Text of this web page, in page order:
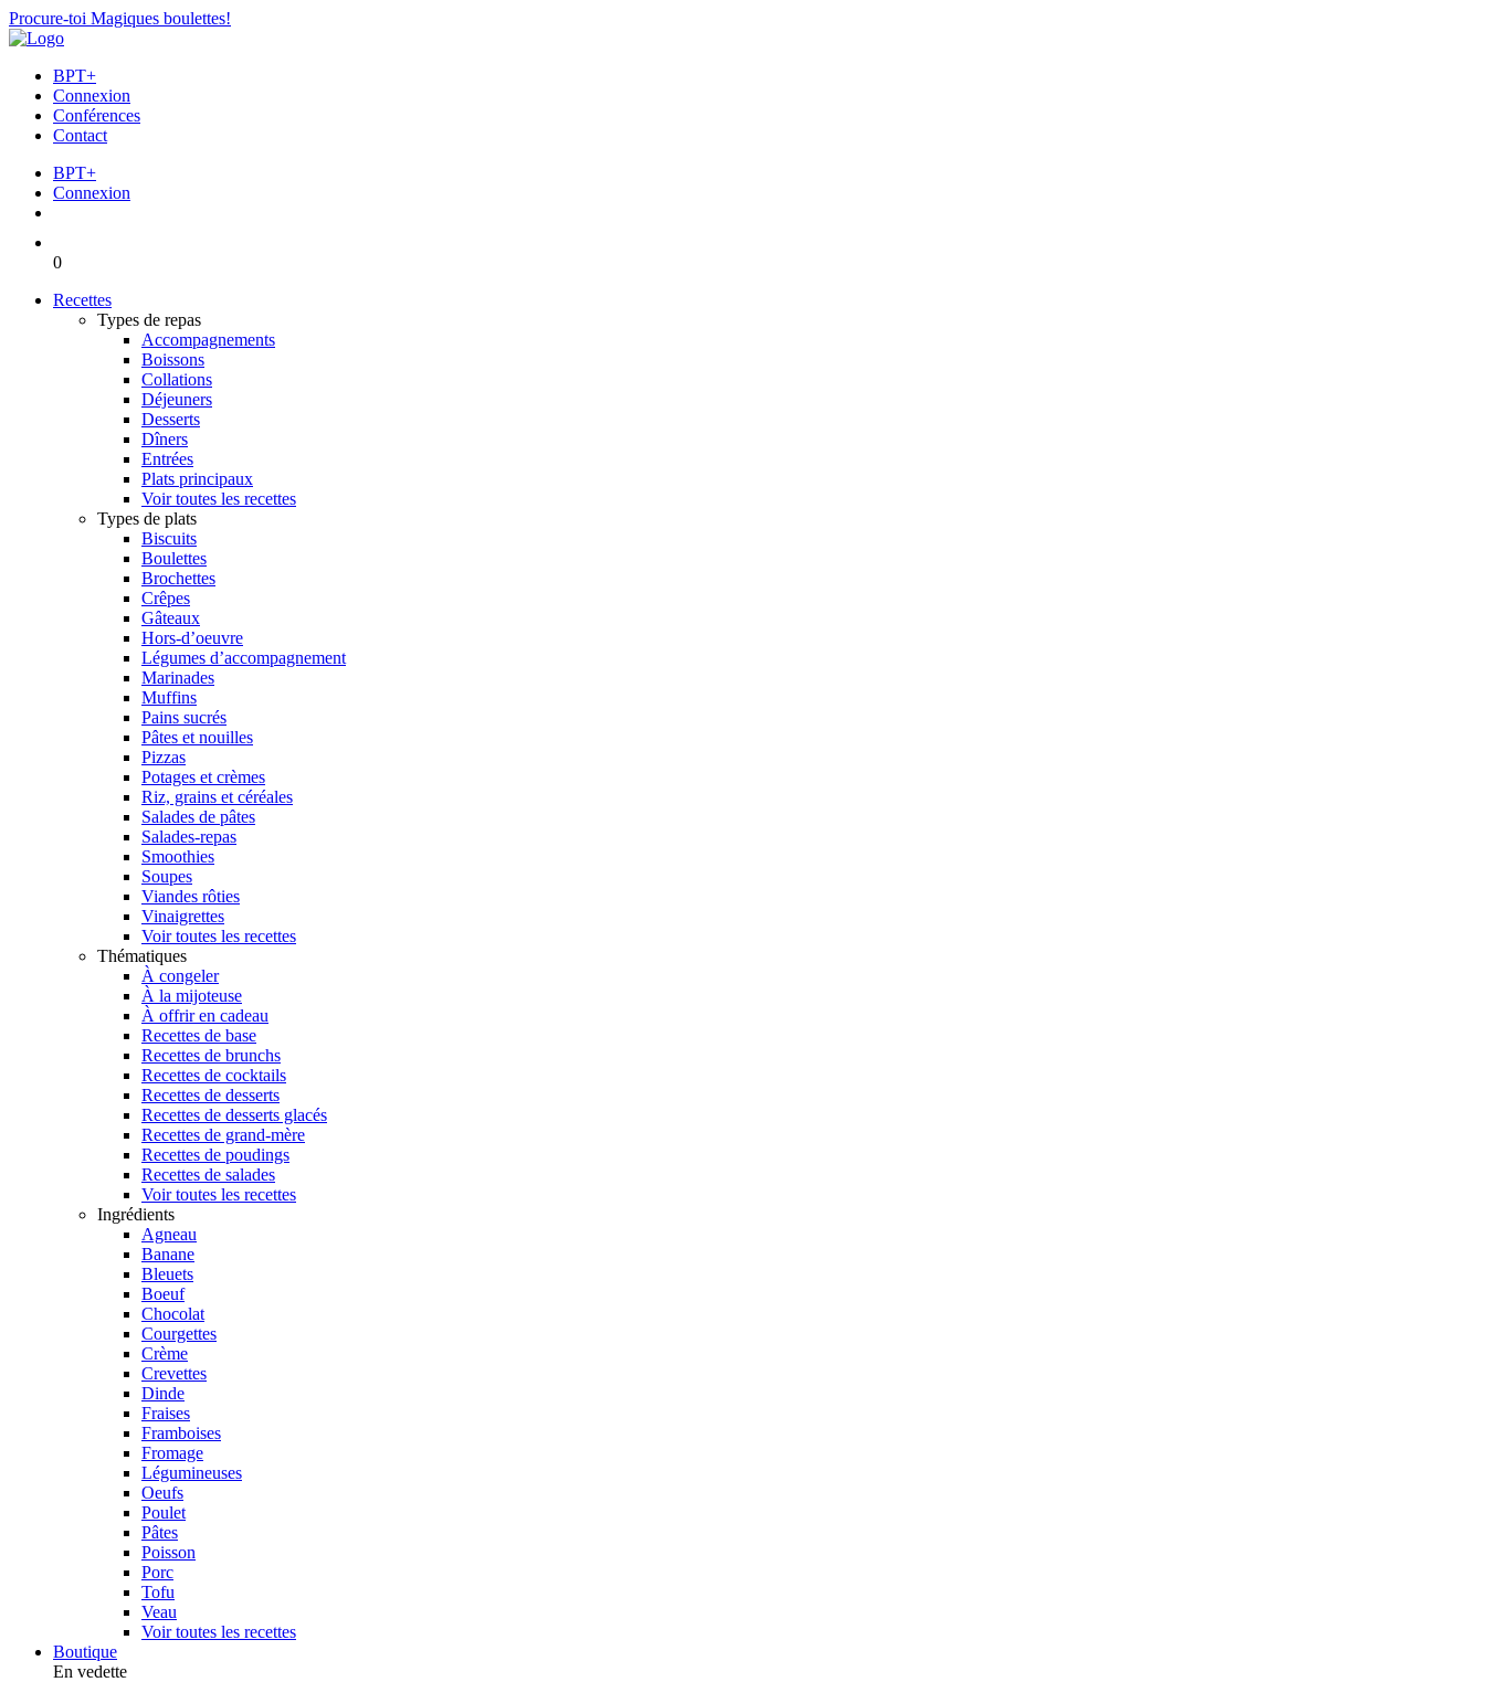
Procure-toi Magiques boulettes!
BPT+
Connexion
Conférences
Contact
BPT+
Connexion
0
Recettes
Types de repas
Accompagnements
Boissons
Collations
Déjeuners
Desserts
Dîners
Entrées
Plats principaux
Voir toutes les recettes
Types de plats
Biscuits
Boulettes
Brochettes
Crêpes
Gâteaux
Hors-d’oeuvre
Légumes d’accompagnement
Marinades
Muffins
Pains sucrés
Pâtes et nouilles
Pizzas
Potages et crèmes
Riz, grains et céréales
Salades de pâtes
Salades-repas
Smoothies
Soupes
Viandes rôties
Vinaigrettes
Voir toutes les recettes
Thématiques
À congeler
À la mijoteuse
À offrir en cadeau
Recettes de base
Recettes de brunchs
Recettes de cocktails
Recettes de desserts
Recettes de desserts glacés
Recettes de grand-mère
Recettes de poudings
Recettes de salades
Voir toutes les recettes
Ingrédients
Agneau
Banane
Bleuets
Boeuf
Chocolat
Courgettes
Crème
Crevettes
Dinde
Fraises
Framboises
Fromage
Légumineuses
Oeufs
Poulet
Pâtes
Poisson
Porc
Tofu
Veau
Voir toutes les recettes
Boutique
En vedette